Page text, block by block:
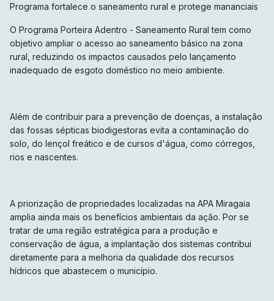
Programa fortalece o saneamento rural e protege mananciais
O Programa Porteira Adentro - Saneamento Rural tem como
objetivo ampliar o acesso ao saneamento básico na zona
rural, reduzindo os impactos causados pelo lançamento
inadequado de esgoto doméstico no meio ambiente.
Além de contribuir para a prevenção de doenças, a instalação
das fossas sépticas biodigestoras evita a contaminação do
solo, do lençol freático e de cursos d'água, como córregos,
rios e nascentes.
A priorização de propriedades localizadas na APA Miragaia
amplia ainda mais os benefícios ambientais da ação. Por se
tratar de uma região estratégica para a produção e
conservação de água, a implantação dos sistemas contribui
diretamente para a melhoria da qualidade dos recursos
hídricos que abastecem o município.